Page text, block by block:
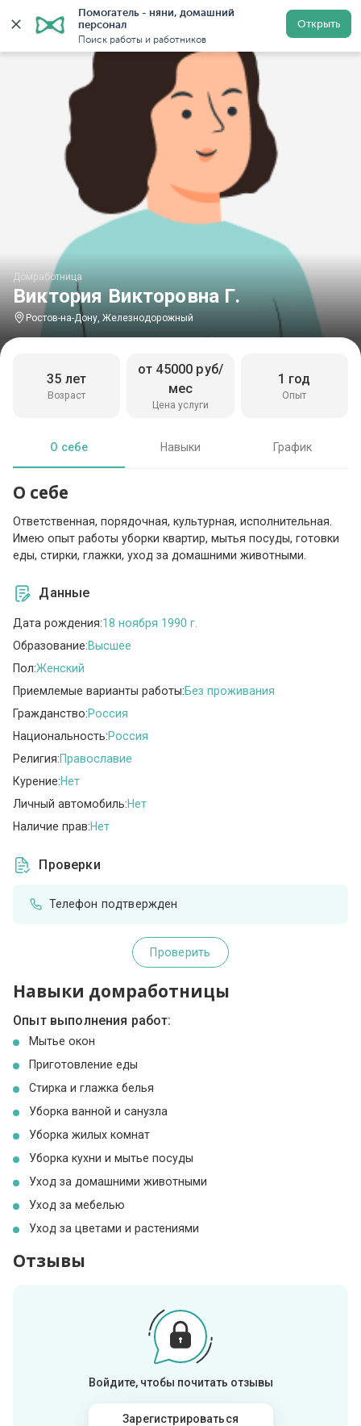
Помогатель - няни, домашний
персонал
Поиск работы и работников
Открыть
Главная Домработницы Домработницы в Ростове-
Виктория Викторовна Г.
Домработница
Ростов-на-Дону, Железнодорожный
Возраст
35 лет
Цена услуги
от 45000 руб/
мес
Опыт
1 год
О себе Навыки График
О себе
Ответственная, порядочная, культурная, исполнительная.
Имею опыт работы уборки квартир, мытья посуды, готовки
еды, стирки, глажки, уход за домашними животными.
Данные
Дата рождения:18 ноября 1990 г.
Образование:Высшее
Пол:Женский
Приемлемые варианты работы:Без проживания
Гражданство:Россия
Национальность:Россия
Религия:Православие
Курение:Нет
Личный автомобиль:Нет
Наличие прав:Нет
Проверки
Телефон подтвержден
Проверить
Навыки домработницы
Опыт выполнения работ:
Мытье окон
Приготовление еды
Стирка и глажка белья
Уборка ванной и санузла
Уборка жилых комнат
Уборка кухни и мытье посуды
Уход за домашними животными
Уход за мебелью
Уход за цветами и растениями
Отзывы
Войдите, чтобы почитать отзывы
Зарегистрироваться